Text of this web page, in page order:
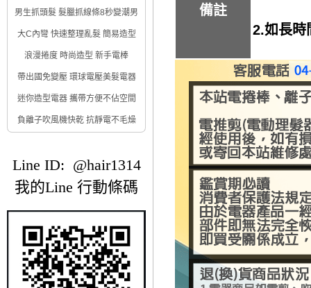
男生抓頭髮 髮臘抓線條8秒變潮男
大C內彎 快速整理亂髮 簡易造型
浪漫捲度 時尚造型 新手電棒
帶出國免變壓 環球電壓美髮電器
迷你造型電器 攜帶方便不佔空間
負離子吹風機快乾 抗靜電不毛燥
Line ID: @hair1314
我的Line 行動條碼
備註
2.如長時